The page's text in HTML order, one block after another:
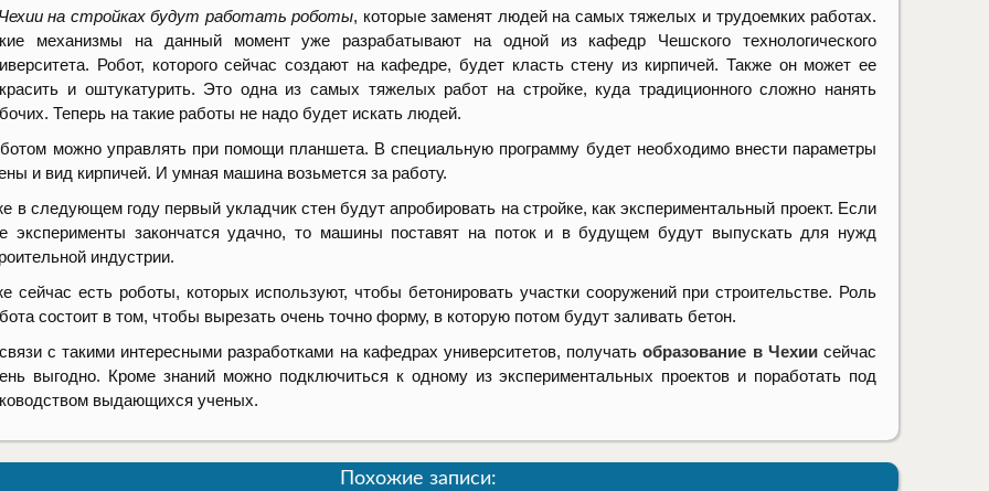
на стройках будут работать роботы, которые заменят людей на самых тяжелых и трудоемких работах.
механизмы на данный момент уже разрабатывают на одной из кафедр Чешского технологического
Робот, которого сейчас создают на кафедре, будет класть стену из кирпичей. Также он может ее
и оштукатурить. Это одна из самых тяжелых работ на стройке, куда традиционного сложно нанять
Теперь на такие работы не надо будет искать людей.
можно управлять при помощи планшета. В специальную программу будет необходимо внести параметры
и вид кирпичей. И умная машина возьмется за работу.
в следующем году первый укладчик стен будут апробировать на стройке, как экспериментальный проект. Если
эксперименты закончатся удачно, то машины поставят на поток и в будущем будут выпускать для нужд
индустрии.
сейчас есть роботы, которых используют, чтобы бетонировать участки сооружений при строительстве. Роль
состоит в том, чтобы вырезать очень точно форму, в которую потом будут заливать бетон.
с такими интересными разработками на кафедрах университетов, получатьобразование в Чехиисейчас
выгодно. Кроме знаний можно подключиться к одному из экспериментальных проектов и поработать под
выдающихся ученых.
Похожие записи: